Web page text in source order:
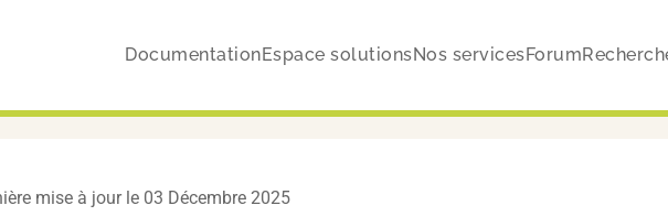
DocumentationEspace solutionsNos servicesForum
mise à jour le 03 Décembre 2025